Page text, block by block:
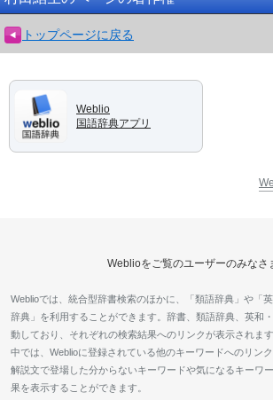
トップページに戻る
Weblio
国語辞典アプリ
Weblioをご覧のユーザーのみなさ
Weblioでは、統合型辞書検索のほかに、「類語辞典」や「
辞典」を利用することができます。辞書、類語辞典、英和
動しており、それぞれの検索結果へのリンクが表示されま
中では、Weblioに登録されている他のキーワードへのリン
解説文で登場した分からないキーワードや気になるキーワ
果を表示することができます。